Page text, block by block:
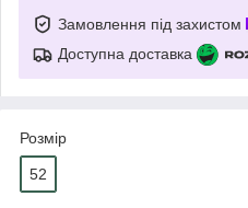
Замовлення під захистом
Доступна доставка
Розмір
52